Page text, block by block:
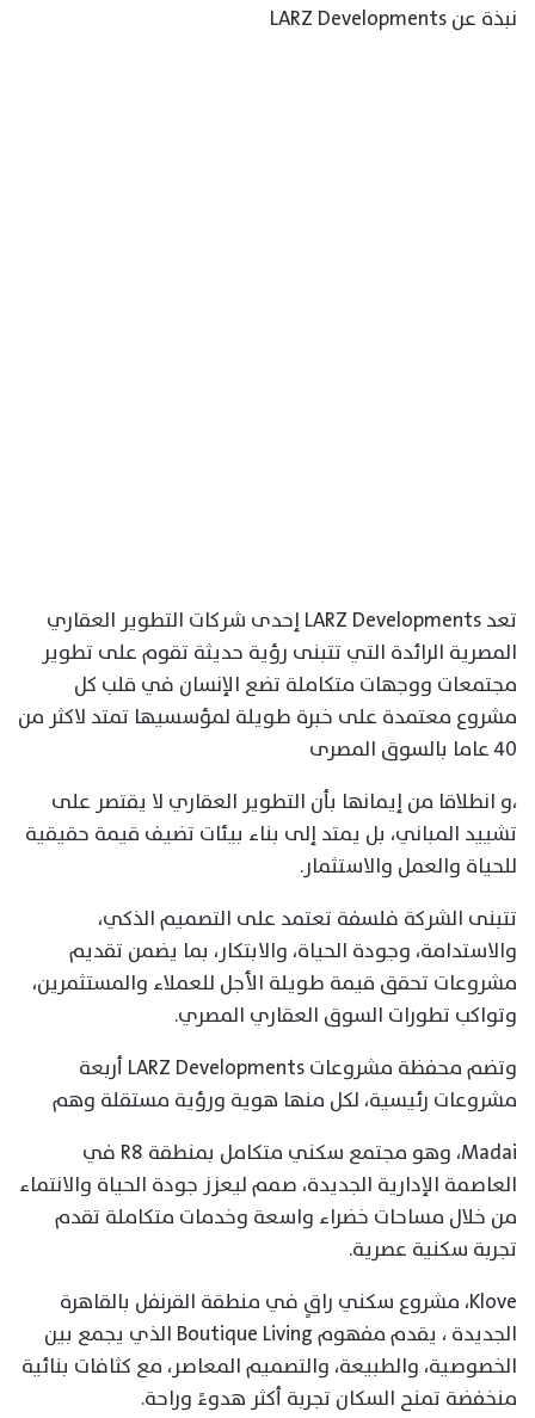
نبذة عن LARZ Developments
تعد LARZ Developments إحدى شركات التطوير العقاري
المصرية الرائدة التي تتبنى رؤية حديثة تقوم على تطوير
مجتمعات ووجهات متكاملة تضع الإنسان في قلب كل
مشروع معتمدة على خبرة طويلة لمؤسسيها تمتد لاكثر من
٤٠ عاما بالسوق المصرى
،و انطلاقا من إيمانها بأن التطوير العقاري لا يقتصر على
تشييد المباني، بل يمتد إلى بناء بيئات تضيف قيمة حقيقية
للحياة والعمل والاستثمار.
تتبنى الشركة فلسفة تعتمد على التصميم الذكي،
والاستدامة، وجودة الحياة، والابتكار، بما يضمن تقديم
مشروعات تحقق قيمة طويلة الأجل للعملاء والمستثمرين،
وتواكب تطورات السوق العقاري المصري.
وتضم محفظة مشروعات LARZ Developments أربعة
مشروعات رئيسية، لكل منها هوية ورؤية مستقلة وهم
Madai، وهو مجتمع سكني متكامل بمنطقة R8 في
العاصمة الإدارية الجديدة، صمم ليعزز جودة الحياة والانتماء
من خلال مساحات خضراء واسعة وخدمات متكاملة تقدم
تجربة سكنية عصرية.
Klove، مشروع سكني راقٍ في منطقة القرنفل بالقاهرة
الجديدة ، يقدم مفهوم Boutique Living الذي يجمع بين
الخصوصية، والطبيعة، والتصميم المعاصر، مع كثافات بنائية
منخفضة تمنح السكان تجربة أكثر هدوءً وراحة.